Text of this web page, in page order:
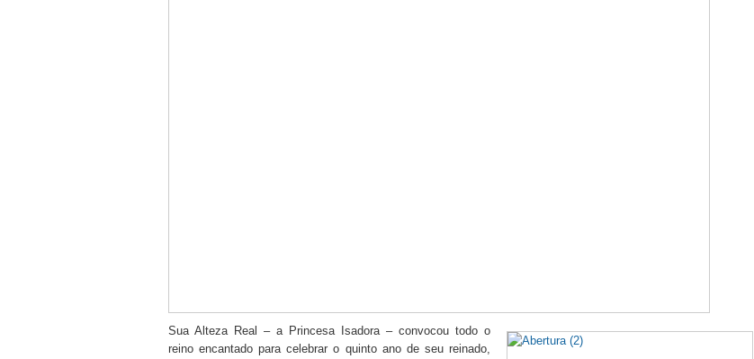
Sua Alteza Real – a Princesa Isadora – convocou todo o
reino encantado para celebrar o quinto ano de seu reinado,